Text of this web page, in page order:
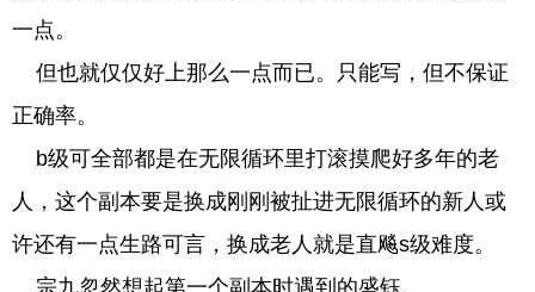
一点。
但也就仅仅好上那么一点而已。只能写，但不保证
正确率。
b级可全部都是在无限循环里打滚摸爬好多年的老
人，这个副本要是换成刚刚被扯进无限循环的新人或
许还有一点生路可言，换成老人就是直飚s级难度。
宗九忽然想起第一个副本时遇到的盛钰。